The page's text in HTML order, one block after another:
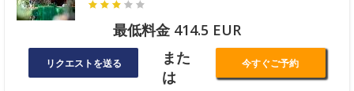
最低料金 414.5 EUR
リクエストを送る
また
は
今すぐご予約